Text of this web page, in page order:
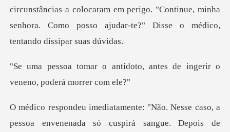
circunstâncias a colocaram em perigo
doto, antes de ingerir o
ve
, a
pessoa envenenada só cuspirá sangue. Depois de